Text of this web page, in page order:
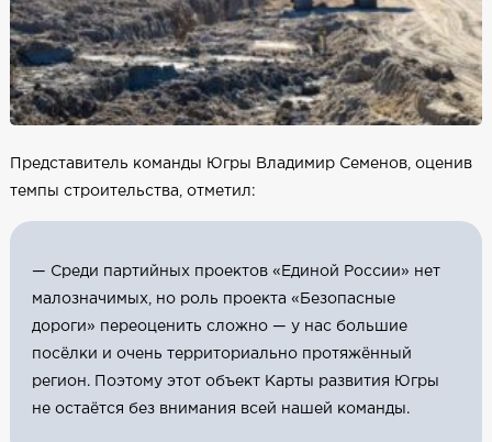
Представитель команды Югры Владимир Семенов, оценив
темпы строительства, отметил:
— Среди партийных проектов «Единой России» нет
малозначимых, но роль проекта «Безопасные
дороги» переоценить сложно — у нас большие
посёлки и очень территориально протяжённый
регион. Поэтому этот объект Карты развития Югры
не остаётся без внимания всей нашей команды.